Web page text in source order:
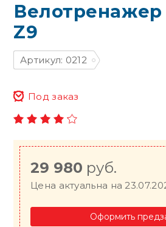
Велотренажер
Z9
Артикул: 0212
Под заказ
29 980 руб.
Цена актуальна на
Оформить